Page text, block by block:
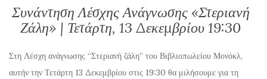
Συνάντηση Λέσχης Ανάγνωσης «Στεριανή
Ζάλη» | Τετάρτη, 13 Δεκεμβρίου 19:30
Στη Λέσχη ανάγνωσης “Στεριανή ζάλη” του Βιβλιοπωλείου Μονόκλ,
αυτήν την Τετάρτη 13 Δεκεμβρίου στις 19:30 θα μιλήσουμε για τη